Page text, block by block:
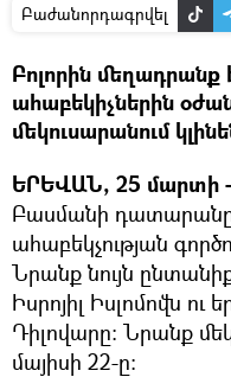
Բաժանորդագրվել
Բոլորին մեղադրանք
ահաբեկիչներին
մեկուսարանում
ԵՐԵՎԱՆ, 25 մարտի
Բասմանի դատարանը
ահաբեկչության
Նրանք նույն
Իսրոյիլ Իսլոմովն ու
Դիլովարը։ Նրանք
մայիսի 22-ը։